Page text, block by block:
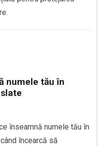
numele tău în
înseamnă numele tău în
încearcă să